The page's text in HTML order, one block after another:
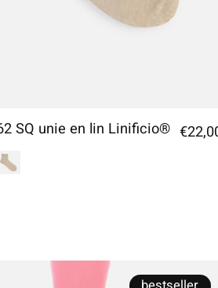
SQ unie en lin Linificio®